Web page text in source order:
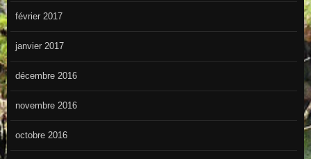
février 2017
janvier 2017
décembre 2016
novembre 2016
octobre 2016